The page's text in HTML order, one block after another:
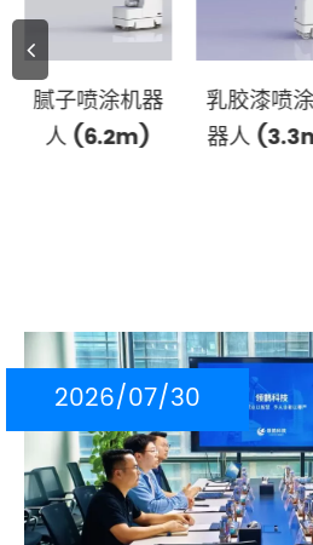
腻子喷涂机器
人 (6.2m)
乳胶漆喷
器人
2026/07/30